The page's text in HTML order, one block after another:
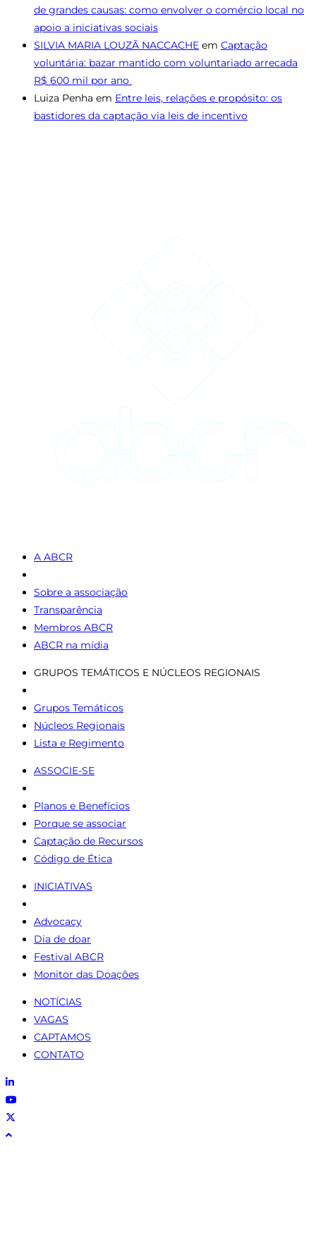
de grandes causas: como envolver o comércio local no
apoio a iniciativas sociais
SILVIA MARIA LOUZÃ NACCACHE em Captação
voluntária: bazar mantido com voluntariado arrecada
R$ 600 mil por ano
Luiza Penha em Entre leis, relações e propósito: os
bastidores da captação via leis de incentivo
A ABCR
Sobre a associação
Transparência
Membros ABCR
ABCR na mídia
GRUPOS TEMÁTICOS E NÚCLEOS REGIONAIS
Grupos Temáticos
Núcleos Regionais
Lista e Regimento
ASSOCIE-SE
Planos e Benefícios
Porque se associar
Captação de Recursos
Código de Ética
INICIATIVAS
Advocacy
Dia de doar
Festival ABCR
Monitor das Doações
NOTÍCIAS
VAGAS
CAPTAMOS
CONTATO